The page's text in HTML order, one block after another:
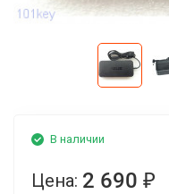
В наличии
Цена: 2 690 ₽